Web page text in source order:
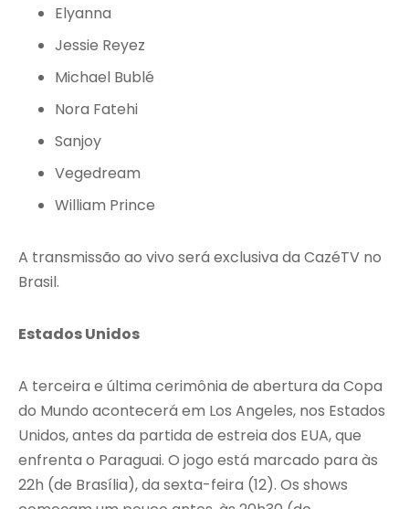
Elyanna
Jessie Reyez
Michael Bublé
Nora Fatehi
Sanjoy
Vegedream
William Prince
A transmissão ao vivo será exclusiva da CazéTV no
Brasil.
Estados Unidos
A terceira e última cerimônia de abertura da Copa
do Mundo acontecerá em Los Angeles, nos Estados
Unidos, antes da partida de estreia dos EUA, que
enfrenta o Paraguai. O jogo está marcado para às
22h (de Brasília), da sexta-feira (12). Os shows